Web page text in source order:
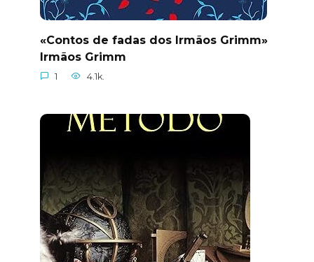
«Contos de fadas dos Irmãos Grimm»
Irmãos Grimm
1 4.1k.